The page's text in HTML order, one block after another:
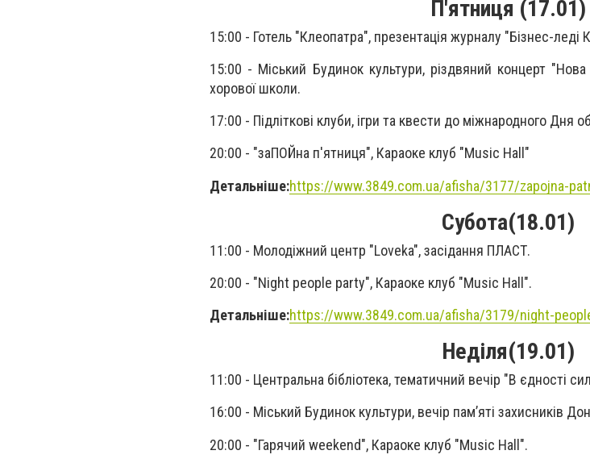
П'ятниця (17.01)
15:00 - Готель "Клеопатра", презентація журналу "Бізнес-леді
15:00 - Міський Будинок культури, різдвяний концерт "Нова
хорової школи.
17:00 - Підліткові клуби, ігри та квести до міжнародного Дня
20:00 - "заПОЙна п'ятниця", Караоке клуб "Music Hall"
Детальніше:https://www.3849.com.ua/afisha/3177/zapojna-
Субота(18.01)
11:00 - Молодіжний центр "Loveka", засідання ПЛАСТ.
20:00 - "Night people party", Караоке клуб "Music Hall".
Детальніше:https://www.3849.com.ua/afisha/3179/night-
Неділя(19.01)
11:00 - Центральна бібліотека, тематичний вечір "В єдності
16:00 - Міський Будинок культури, вечір пам’яті захисників
20:00 - "Гарячий weekend", Караоке клуб "Music Hall".